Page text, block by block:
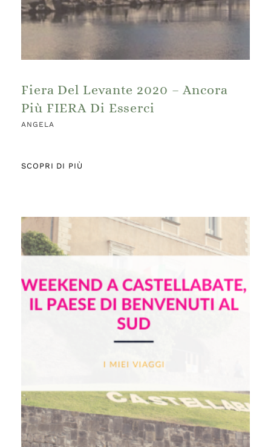
Fiera Del Levante 2020 – Ancora
Più FIERA Di Esserci
ANGELA
SCOPRI DI PIÙ